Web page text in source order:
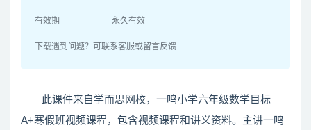
有效期 永久有效
下载遇到问题？可联系客服或留言反馈
此课件来自学而思网校，一鸣小学六年级数学目标
A+寒假班视频课程，包含视频课程和讲义资料。主讲一鸣